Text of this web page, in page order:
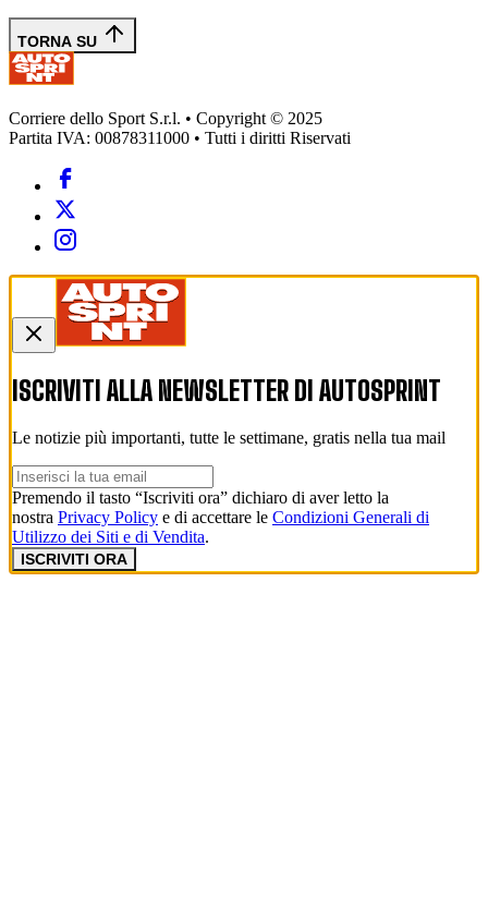
TORNA SU
Corriere dello Sport S.r.l. • Copyright © 2025
Partita IVA: 00878311000 • Tutti i diritti Riservati
ISCRIVITI ALLA NEWSLETTER DI AUTOSPRINT
Le notizie più importanti, tutte le settimane, gratis nella tua mail
Premendo il tasto “Iscriviti ora” dichiaro di aver letto la
nostra Privacy Policy e di accettare le Condizioni Generali di
Utilizzo dei Siti e di Vendita.
ISCRIVITI ORA